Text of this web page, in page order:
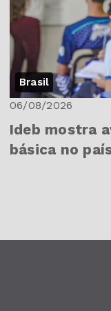
Brasil
06/08/2026
Ideb mostra
básica no